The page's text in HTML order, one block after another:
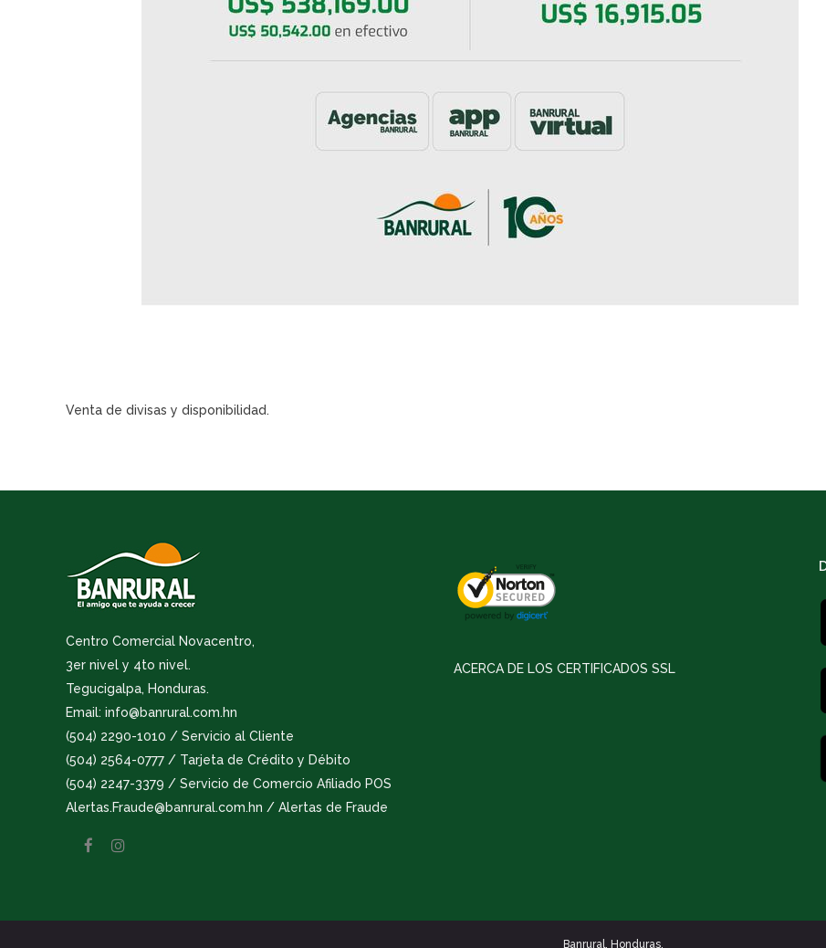
Venta de divisas y disponibilidad.
Centro Comercial Novacentro,
3er nivel y 4to nivel.
Tegucigalpa, Honduras.
Email: info@banrural.com.hn
(504) 2290-1010 / Servicio al Cliente
(504) 2564-0777 / Tarjeta de Crédito y Débito
(504) 2247-3379 / Servicio de Comercio Afiliado POS
Alertas.Fraude@banrural.com.hn / Alertas de Fraude
ACERCA DE LOS CERTIFICADOS SSL
Banrural. Honduras.